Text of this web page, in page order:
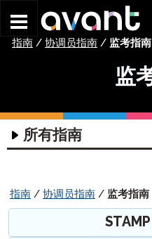
指南 / 协调员指南 / 监考指南
监
所有指南
评估技术指南
耳机指南
编写输入指南
协调员指南
入门指南
指南 / 协调员指南 / 监考指南